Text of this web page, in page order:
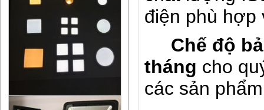
điện phù hợp
Chế độ
tháng cho
các sản